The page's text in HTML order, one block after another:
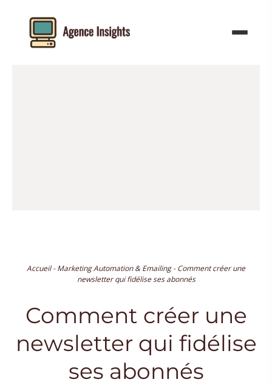
contenu
Accueil-Marketing Automation & Emailing-Comment créer une
newsletter qui fidélise ses abonnés
Comment créer une
newsletter qui fidélise
ses abonnés